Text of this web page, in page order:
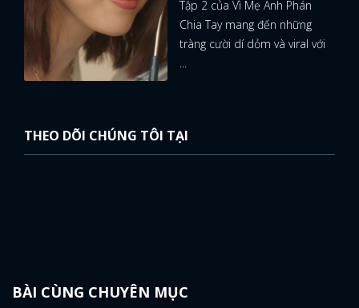
FACEBOOK GOOGLE
Tập 2 của Vì Mẹ Anh Phán
Chia Tay mang đến những
tràng cười dí dỏm và viral với
...
THEO DÕI CHÚNG TÔI TẠI
BÀI CÙNG CHUYÊN MỤC